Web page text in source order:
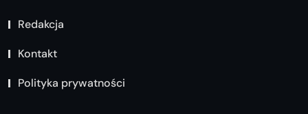
Redakcja
Kontakt
Polityka prywatności